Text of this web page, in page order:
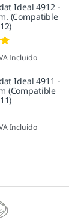
Ideal 4912 -
(Compatible
Incluido
Ideal 4911 -
(Compatible
Incluido